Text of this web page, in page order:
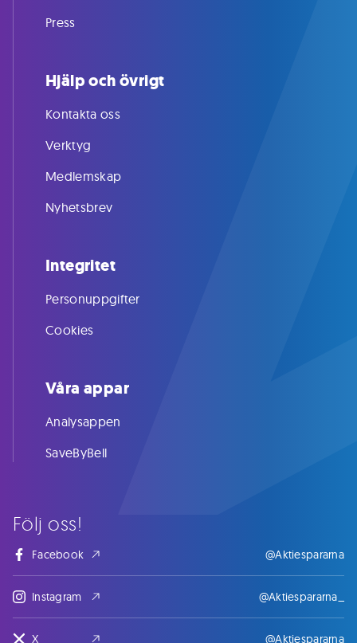
Följ oss!
Facebook @Aktiespararna
Instagram @Aktiespararna_
X @Aktiespararna
Press
Hjälp och övrigt
Kontakta oss
Verktyg
Medlemskap
Nyhetsbrev
Integritet
Personuppgifter
Cookies
Våra appar
Analysappen
SaveByBell